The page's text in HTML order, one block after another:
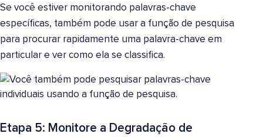
Se você estiver monitorando palavras-chave
específicas, também pode usar a função de pesquisa
para procurar rapidamente uma palavra-chave em
particular e ver como ela se classifica.
Etapa 5: Monitore a Degradação de